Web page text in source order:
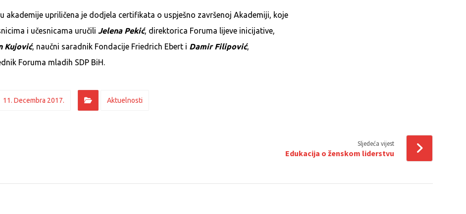
akademije upriličena je dodjela certifikata o uspješno završenoj Akademiji, koje
i učesnicama uručili Jelena Pekić, direktorica Foruma lijeve inicijative,
Kujović, naučni saradnik Fondacije Friedrich Ebert i Damir Filipović,
Foruma mladih SDP BiH.
11. Decembra 2017. Aktuelnosti
Sljedeća vijest
Edukacija o ženskom liderstvu